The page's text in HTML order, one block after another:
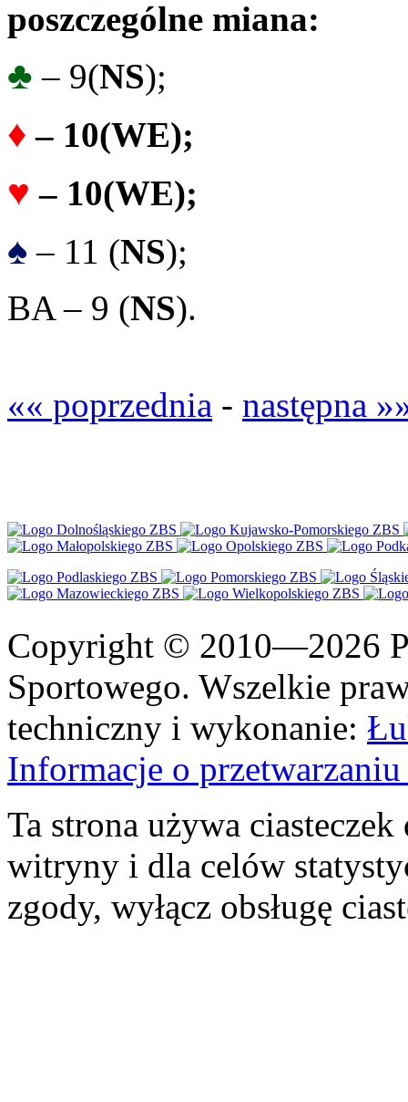
poszczególne miana:
♣ – 9(NS);
♦ – 10(WE);
♥ – 10(WE);
♠ – 11 (NS);
BA – 9 (NS).
«« poprzednia - następna
Copyright © 2010—2026
Sportowego. Wszelkie
techniczny i wykonanie:
Informacje o
Ta strona używa
witryny i dla celów
zgody, wyłącz obsługę